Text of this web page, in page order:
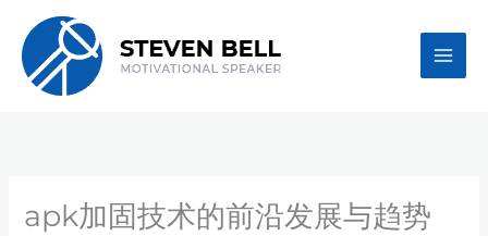
content
apk加固技术的前沿发展与趋势